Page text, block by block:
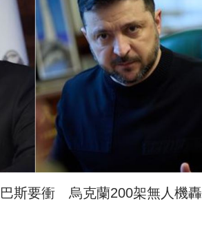
斯要衝 烏克蘭200架無人機轟